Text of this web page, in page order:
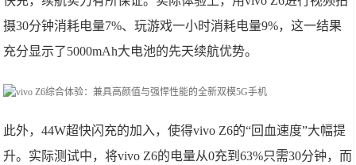
摄30分钟消耗电量7%、玩游戏一小时消耗电量9%，这一结果
充分显示了5000mAh大电池的先天续航优势。
此外，44W超快闪充的加入，使得vivo Z6的“回血速度”大幅提
升。实际测试中，将vivo Z6的电量从0充到63%只需30分钟，而